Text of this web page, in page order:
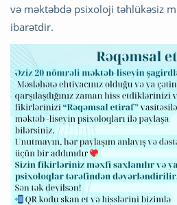
və məktəbdə psixoloji təhlükəsiz
ibarətdir.